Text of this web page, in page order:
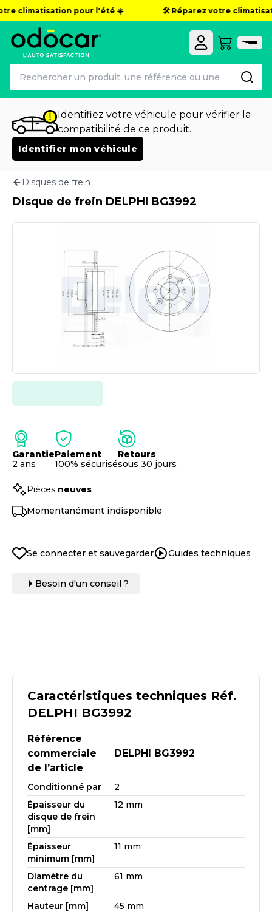
climatisation pour l'été ☀️ 🛠️ Réparez votre
Identifiez votre véhicule pour vérifier la
compatibilité de ce produit.
Identifier mon véhicule
Disques de frein
Caractéristiques techniques Réf.
DELPHI BG3992
Référence
commerciale
de l’article
DELPHI BG3992
Conditionné par
2
Épaisseur du
disque de frein
[mm]
12 mm
Épaisseur
minimum [mm]
11 mm
Diamètre du
centrage [mm]
61 mm
Hauteur [mm]
45 mm
Disque de frein DELPHI BG3992
Garantie
2 ans
Paiement
100% sécurisé
Retours
sous 30 jours
Pièces neuves
Momentanément indisponible
Se connecter et sauvegarder Guides techniques
Besoin d'un conseil ?